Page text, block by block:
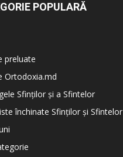
POPULARĂ
preluate
Ortodoxia.md
Sfinților și a Sfintelor
închinate Sfinților și Sfintelor